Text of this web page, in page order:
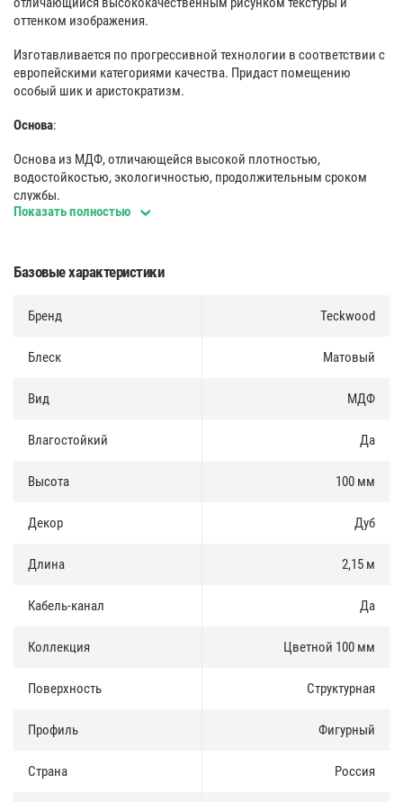
оттенком изображения.
Изготавливается по прогрессивной технологии в соответствии с
европейскими категориями качества. Придаст помещению
особый шик и аристократизм.
Основа:
Основа из МДФ, отличающейся высокой плотностью,
водостойкостью, экологичностью, продолжительным сроком
службы.
Декоративное покрытие с цифровой печатью. Отличается
высокой прочностью и химической стойкостью.
Монтаж:
Несколько вариантов монтажа (на клей и жидкие гвозди либо
продается как оптом так и в розницу. Купить плинтус можно за
наличные и по безналичному расчету.
Доставка по Москве и Московской области осуществлятся
транспортные компании.
Показать полностью
Базовые характеристики
Бренд Teckwood
Блеск Матовый
Вид МДФ
Влагостойкий Да
Высота 100 мм
Декор Дуб
Длина 2,15 м
Кабель-канал Да
Коллекция Цветной 100 мм
Поверхность Структурная
Профиль Фигурный
Страна Россия